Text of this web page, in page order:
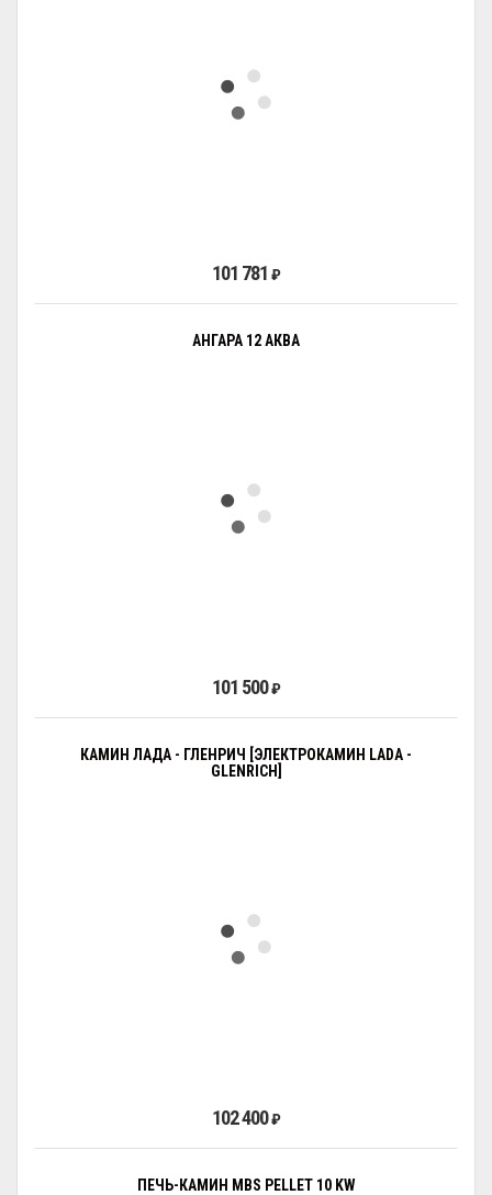
101 781 ₽
АНГАРА 12 АКВА
101 500₽
КАМИН ЛАДА - ГЛЕНРИЧ [ЭЛЕКТРОКАМИН LADA -
GLENRICH]
102 400₽
ПЕЧЬ-КАМИН MBS PELLET 10 KW